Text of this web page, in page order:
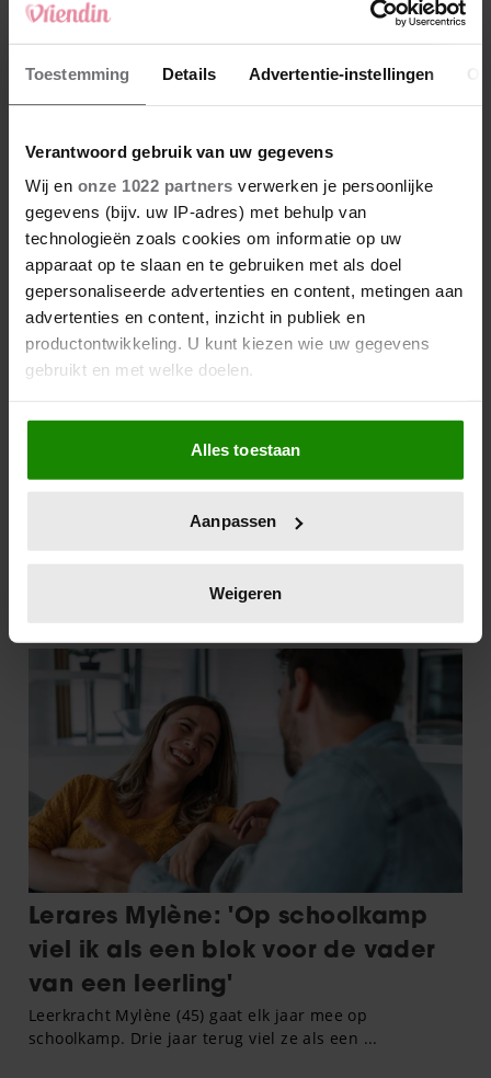
Toestemming Details Advertentie-instellingen
Verantwoord gebruik van uw gegevens
Wij en onze 1022 partners verwerken je persoonlijke
gegevens (bijv. uw IP-adres) met behulp van
technologieën zoals cookies om informatie op uw
apparaat op te slaan en te gebruiken met als doel
gepersonaliseerde advertenties en content, metingen aan
advertenties en content, inzicht in publiek en
productontwikkeling. U kunt kiezen wie uw gegevens
gebruikt en met welke doelen.
Als u het toestaat, willen we ook graag:
Informatie verzamelen over uw geografische
locatie, die tot een paar meter nauwkeurig kan zijn
scannen op specifieke eigenschappen (fingerprinting)
verwerkt en stel uw voorkeuren in het
intrekken in de Cookieverklaring.
We gebruiken cookies om content en advertenties te
personaliseren, om functies voor social media te bieden
en om ons websiteverkeer te analyseren. Ook delen we
informatie over uw gebruik van onze site met onze
partners voor social media, adverteren en analyse. Deze
partners kunnen deze gegevens combineren met andere
informatie die u aan ze heeft verstrekt of die ze hebben
verzameld op basis van uw gebruik van hun services. U
gaat akkoord met onze cookies als u onze website blijft
gebruiken.
Alles toestaan
Aanpassen
Weigeren